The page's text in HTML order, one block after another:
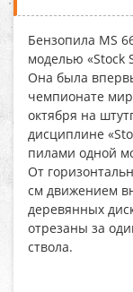
Бензопила MS
моделью «Stock
Она была
чемпионате
октября на
дисциплине
пилами одной
От
см движением
деревянных
отрезаны за
ствола.